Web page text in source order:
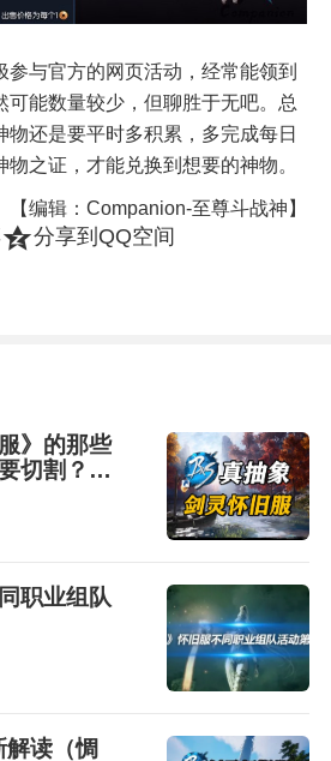
参与官方的网页活动，经常能领到
可能数量较少，但聊胜于无吧。总
物还是要平时多积累，多完成每日
之证，才能兑换到想要的神物。
【编辑：Companion-至尊斗战神】
z分享到QQ空间
》的那些
切割？不
职业组队
读（惆